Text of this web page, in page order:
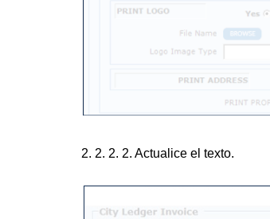
2. 2. 2. 2. Actualice el texto.